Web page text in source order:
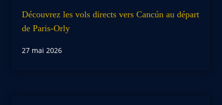
Découvrez les vols directs vers Cancún au départ
de Paris-Orly
27 mai 2026